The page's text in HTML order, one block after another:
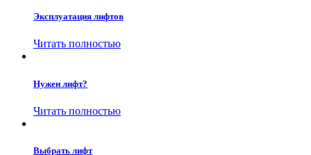
Эксплуатация лифтов
Читать полностью
Нужен лифт?
Читать полностью
Выбрать лифт